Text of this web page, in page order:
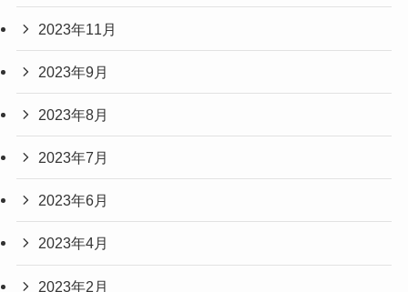
2023年11月
2023年9月
2023年8月
2023年7月
2023年6月
2023年4月
2023年2月